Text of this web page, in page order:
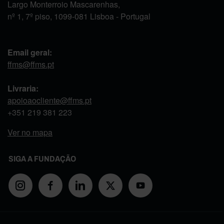
Largo Monterroio Mascarenhas,
nº 1, 7º piso, 1099-081 Lisboa - Portugal
Email geral:
ffms@ffms.pt
Livraria:
apoioaocliente@ffms.pt
+351 219 381 223
Ver no mapa
SIGA A FUNDAÇÃO